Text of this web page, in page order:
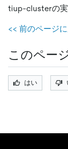
tiup-clusterの実
<< 前のページ
このペー
はい